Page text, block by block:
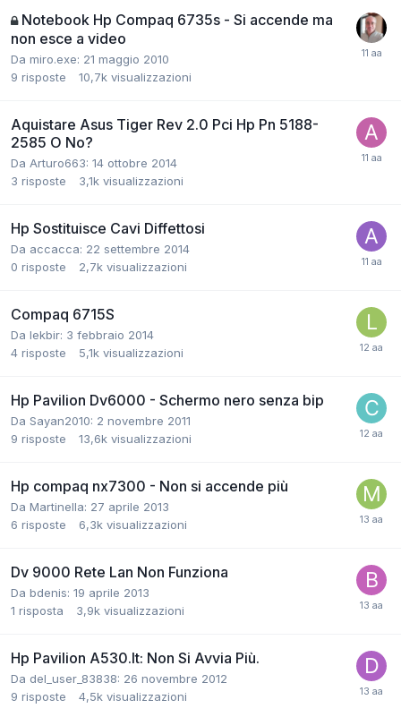
Notebook Hp Compaq 6735s - Si accende ma
non esce a video
Da miro.exe: 21 maggio 2010
9 risposte 10,7k visualizzazioni
Aquistare Asus Tiger Rev 2.0 Pci Hp Pn 5188-
2585 O No?
Da Arturo663: 14 ottobre 2014
3 risposte 3,1k visualizzazioni
Hp Sostituisce Cavi Diffettosi
Da accacca: 22 settembre 2014
0 risposte 2,7k visualizzazioni
Compaq 6715S
Da lekbir: 3 febbraio 2014
4 risposte 5,1k visualizzazioni
Hp Pavilion Dv6000 - Schermo nero senza bip
Da Sayan2010: 2 novembre 2011
9 risposte 13,6k visualizzazioni
Hp compaq nx7300 - Non si accende più
Da Martinella: 27 aprile 2013
6 risposte 6,3k visualizzazioni
Dv 9000 Rete Lan Non Funziona
Da bdenis: 19 aprile 2013
1 risposta 3,9k visualizzazioni
Hp Pavilion A530.It: Non Si Avvia Più.
Da del_user_83838: 26 novembre 2012
9 risposte 4,5k visualizzazioni